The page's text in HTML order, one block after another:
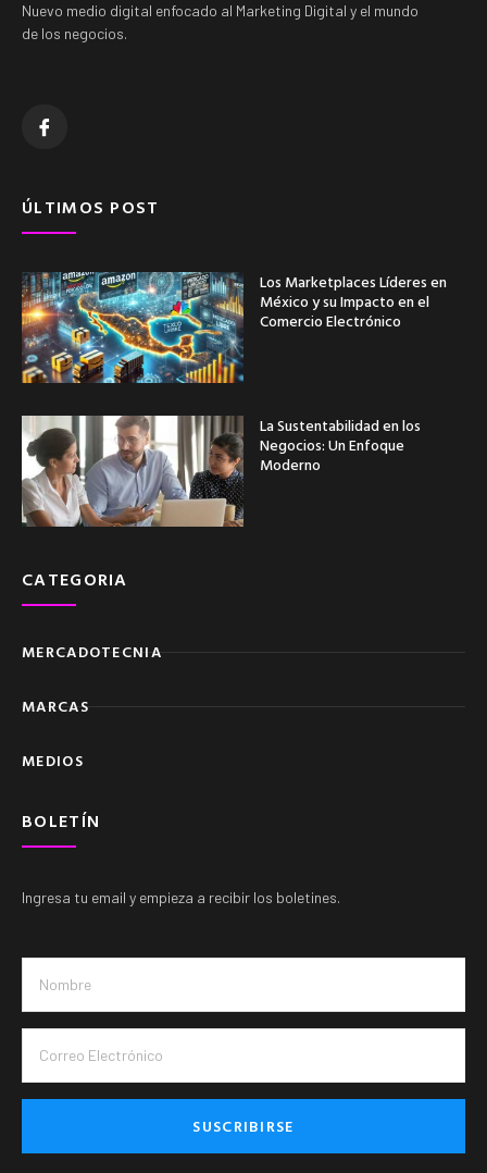
Nuevo medio digital enfocado al Marketing Digital y el mundo
de los negocios.
ÚLTIMOS POST
Los Marketplaces Líderes en
México y su Impacto en el
Comercio Electrónico
La Sustentabilidad en los
Negocios: Un Enfoque
Moderno
CATEGORIA
MERCADOTECNIA
MARCAS
MEDIOS
BOLETÍN
Ingresa tu email y empieza a recibir los boletines.
SUSCRIBIRSE